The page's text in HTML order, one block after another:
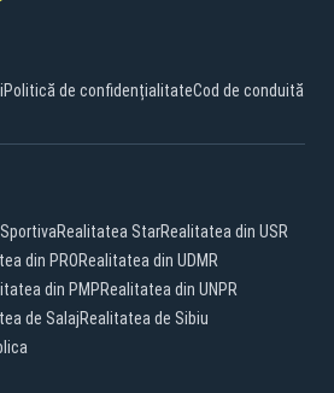
Politică de confidențialitateCod de conduită
Realitatea StarRealitatea din USR
din PRORealitatea din UDMR
din PMPRealitatea din UNPR
de SalajRealitatea de Sibiu